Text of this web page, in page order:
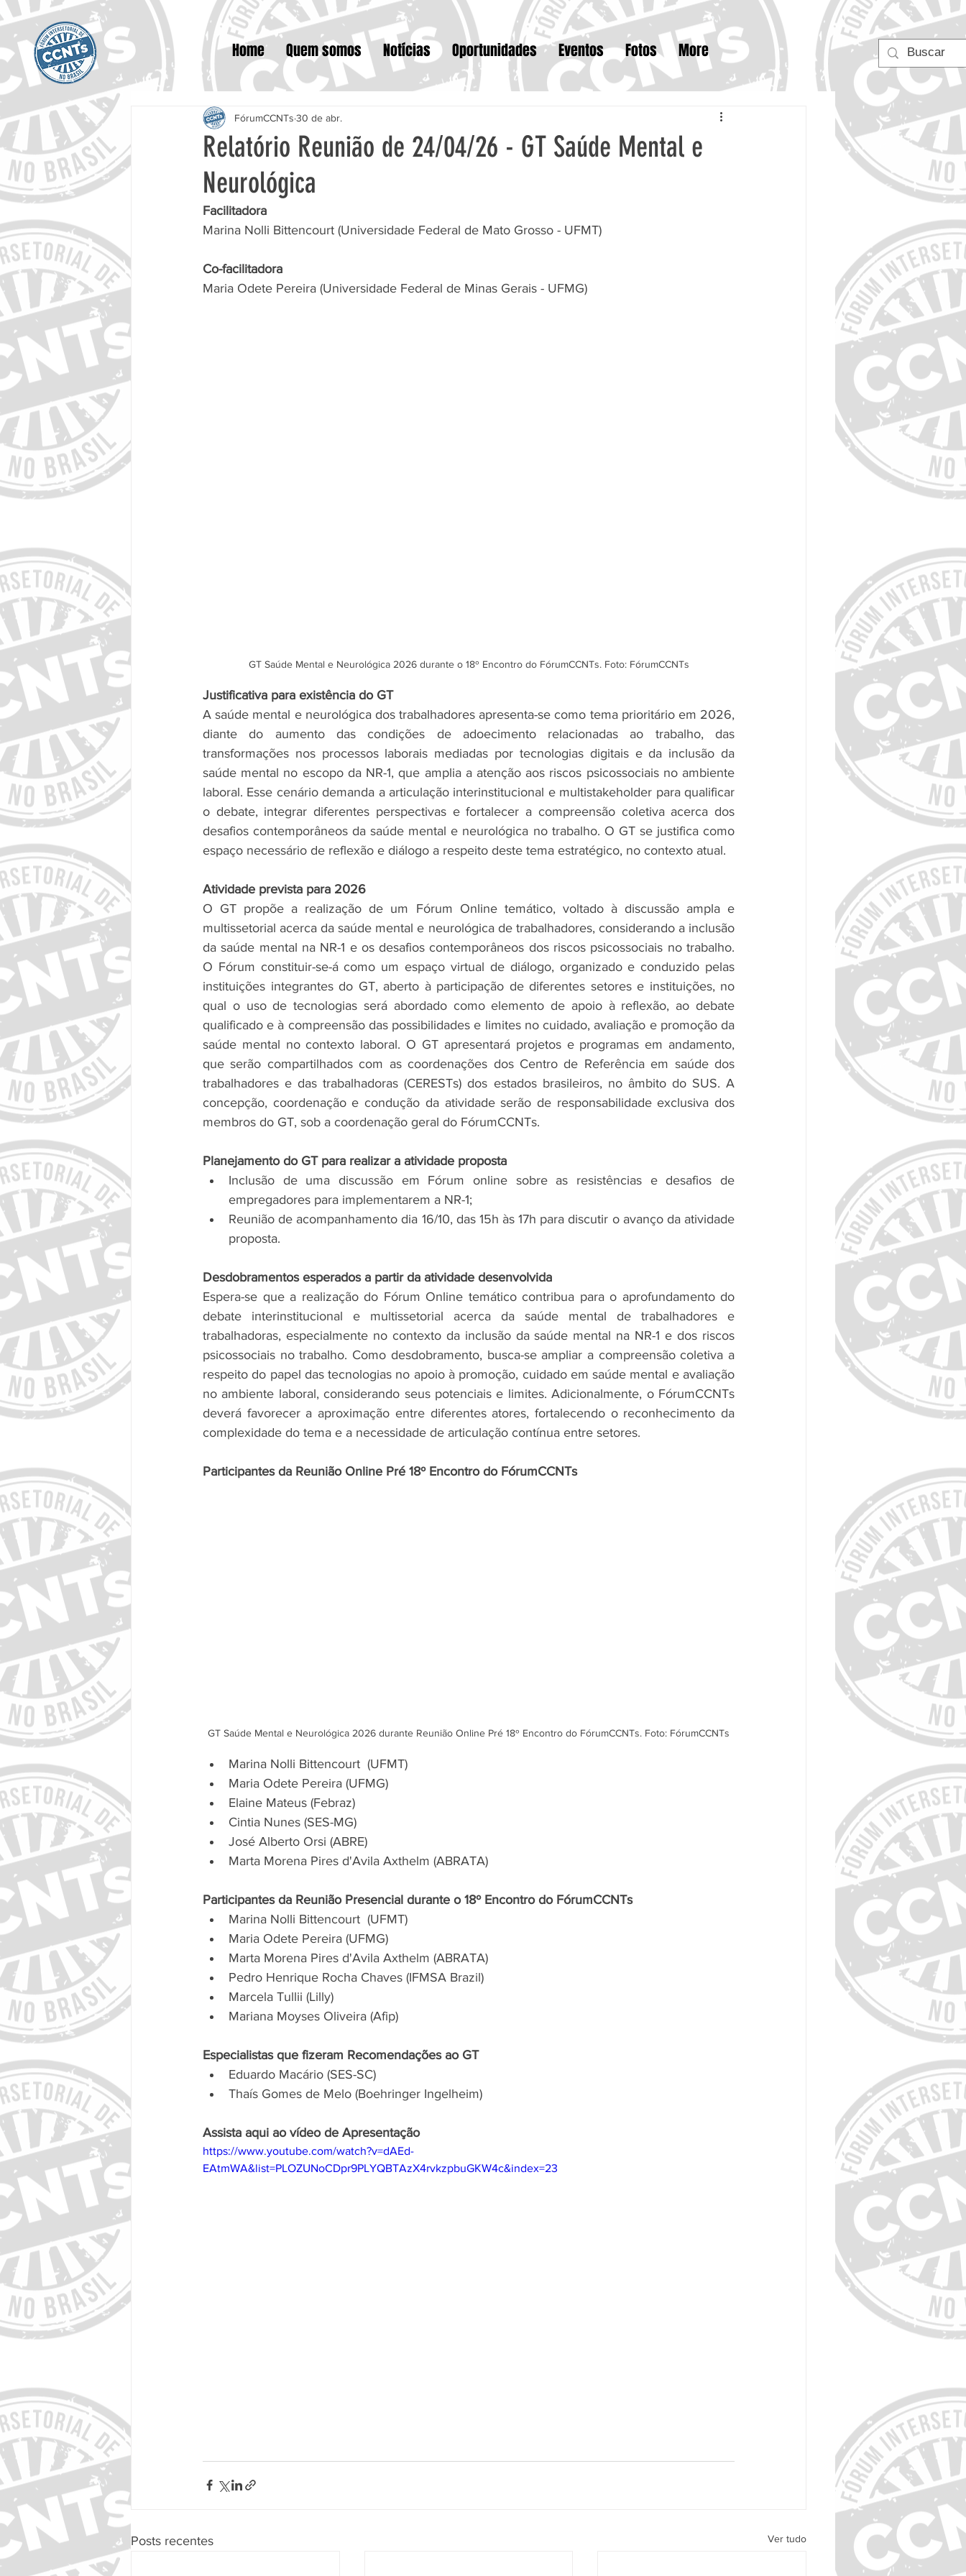
Home Quem somos Notícias Oportunidades Eventos Fotos More
Relatório Reunião de 24/04/26 - GT Saúde Mental e
Neurológica
FórumCCNTs 30 de abr.
Facilitadora
Marina Nolli Bittencourt (Universidade Federal de Mato Grosso - UFMT)
Co-facilitadora
Maria Odete Pereira (Universidade Federal de Minas Gerais - UFMG)
GT Saúde Mental e Neurológica 2026 durante o 18º Encontro do FórumCCNTs. Foto: FórumCCNTs
Justificativa para existência do GT
A saúde mental e neurológica dos trabalhadores apresenta-se como tema prioritário em 2026,
diante do aumento das condições de adoecimento relacionadas ao trabalho, das
transformações nos processos laborais mediadas por tecnologias digitais e da inclusão da
saúde mental no escopo da NR-1, que amplia a atenção aos riscos psicossociais no ambiente
laboral. Esse cenário demanda a articulação interinstitucional e multistakeholder para qualificar
o debate, integrar diferentes perspectivas e fortalecer a compreensão coletiva acerca dos
desafios contemporâneos da saúde mental e neurológica no trabalho. O GT se justifica como
espaço necessário de reflexão e diálogo a respeito deste tema estratégico, no contexto atual.
Atividade prevista para 2026
O GT propõe a realização de um Fórum Online temático, voltado à discussão ampla e
multissetorial acerca da saúde mental e neurológica de trabalhadores, considerando a inclusão
da saúde mental na NR-1 e os desafios contemporâneos dos riscos psicossociais no trabalho.
O Fórum constituir-se-á como um espaço virtual de diálogo, organizado e conduzido pelas
instituições integrantes do GT, aberto à participação de diferentes setores e instituições, no
qual o uso de tecnologias será abordado como elemento de apoio à reflexão, ao debate
qualificado e à compreensão das possibilidades e limites no cuidado, avaliação e promoção da
saúde mental no contexto laboral. O GT apresentará projetos e programas em andamento,
que serão compartilhados com as coordenações dos Centro de Referência em saúde dos
trabalhadores e das trabalhadoras (CERESTs) dos estados brasileiros, no âmbito do SUS. A
concepção, coordenação e condução da atividade serão de responsabilidade exclusiva dos
membros do GT, sob a coordenação geral do FórumCCNTs.
Planejamento do GT para realizar a atividade proposta
Inclusão de uma discussão em Fórum online sobre as resistências e desafios de
empregadores para implementarem a NR-1;
Reunião de acompanhamento dia 16/10, das 15h às 17h para discutir o avanço da atividade
proposta.
Desdobramentos esperados a partir da atividade desenvolvida
Espera-se que a realização do Fórum Online temático contribua para o aprofundamento do
debate interinstitucional e multissetorial acerca da saúde mental de trabalhadores e
trabalhadoras, especialmente no contexto da inclusão da saúde mental na NR-1 e dos riscos
psicossociais no trabalho. Como desdobramento, busca-se ampliar a compreensão coletiva a
respeito do papel das tecnologias no apoio à promoção, cuidado em saúde mental e avaliação
no ambiente laboral, considerando seus potenciais e limites. Adicionalmente, o FórumCCNTs
deverá favorecer a aproximação entre diferentes atores, fortalecendo o reconhecimento da
complexidade do tema e a necessidade de articulação contínua entre setores.
Participantes da Reunião Online Pré 18º Encontro do FórumCCNTs
GT Saúde Mental e Neurológica 2026 durante Reunião Online Pré 18º Encontro do FórumCCNTs. Foto: FórumCCNTs
Marina Nolli Bittencourt  (UFMT)
Maria Odete Pereira (UFMG)
Elaine Mateus (Febraz)
Cintia Nunes (SES-MG)
José Alberto Orsi (ABRE)
Marta Morena Pires d'Avila Axthelm (ABRATA)
Participantes da Reunião Presencial durante o 18º Encontro do FórumCCNTs
Marina Nolli Bittencourt  (UFMT)
Maria Odete Pereira (UFMG)
Marta Morena Pires d'Avila Axthelm (ABRATA)
Pedro Henrique Rocha Chaves (IFMSA Brazil)
Marcela Tullii (Lilly)
Mariana Moyses Oliveira (Afip)
Especialistas que fizeram Recomendações ao GT
Eduardo Macário (SES-SC)
Thaís Gomes de Melo (Boehringer Ingelheim)
Assista aqui ao vídeo de Apresentação
https://www.youtube.com/watch?v=dAEd-
EAtmWA&list=PLOZUNoCDpr9PLYQBTAzX4rvkzpbuGKW4c&index=23
Posts recentes Ver tudo